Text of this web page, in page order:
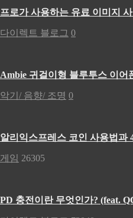
프로가 사용하는 유료 이미지
다이렉트 블로그 0
Ambie 귀걸이형 블루투스 이어
악기/ 음향/ 조명 0
알리익스프레스 코인 사용법과
게임 26305
PD 충전이란 무엇인가? (feat.